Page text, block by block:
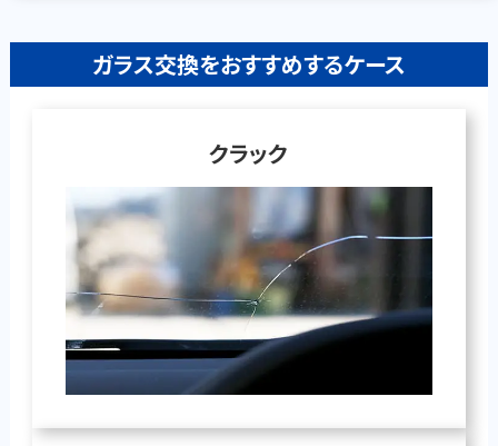
ガラス交換をおすすめするケース
クラック